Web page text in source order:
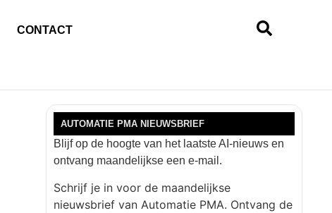
CONTACT
AUTOMATIE PMA NIEUWSBRIEF
Blijf op de hoogte van het laatste AI-nieuws en
ontvang maandelijkse een e-mail.
Schrijf je in voor de maandelijkse
nieuwsbrief van Automatie PMA. Ontvang de